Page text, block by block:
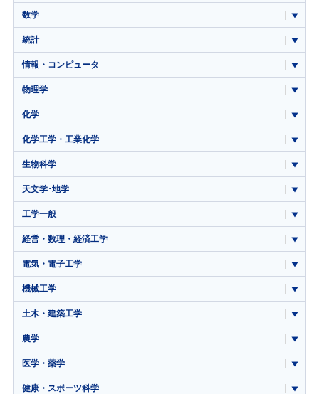
数学
統計
情報・コンピュータ
物理学
化学
化学工学・工業化学
生物科学
天文学･地学
工学一般
経営・数理・経済工学
電気・電子工学
機械工学
土木・建築工学
農学
医学・薬学
健康・スポーツ科学